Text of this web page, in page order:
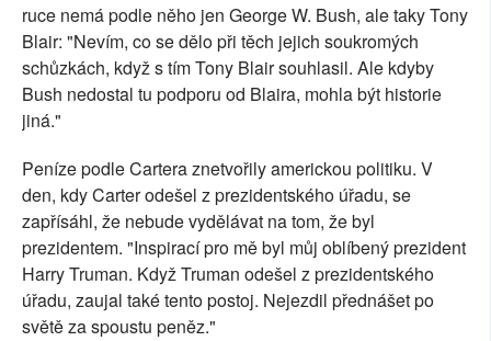
ruce nemá podle něho jen George W. Bush, ale taky Tony
Blair: "Nevím, co se dělo při těch jejich soukromých
schůzkách, když s tím Tony Blair souhlasil. Ale kdyby
Bush nedostal tu podporu od Blaira, mohla být historie
jiná."
Peníze podle Cartera znetvořily americkou politiku. V
den, kdy Carter odešel z prezidentského úřadu, se
zapřísáhl, že nebude vydělávat na tom, že byl
prezidentem. "Inspirací pro mě byl můj oblíbený prezident
Harry Truman. Když Truman odešel z prezidentského
úřadu, zaujal také tento postoj. Nejezdil přednášet po
světě za spoustu peněz."